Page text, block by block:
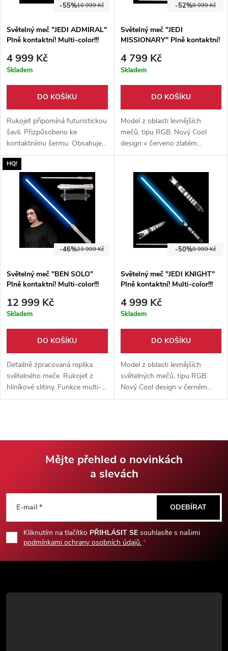
10 999 Kč
-55%
Světelný meč "JEDI ADMIRAL"
Plně kontaktní! Multi-color!!!
4 999 Kč
Skladem
DO KOŠÍKU
Rukojeť připomíná futuristickou
šavli. Přizpůsobeno ke
kontaktnímu šermu. Obsahuje
možnost změnit barvu,
pohybový a nárazový senzor.
9 999 Kč
-52%
Světelný meč "JEDI
MISSIONARY" Plně kontaktní!
4 799 Kč
Skladem
DO KOŠÍKU
Model z oblasti levnějších
mečů, tipu RGB. Nový Cool
design v červeno zlatém
zbarvení. Funkce změny barev,
senzor a mnoho dalších.
HQ!
23 999 Kč
-46%
Světelný meč "BEN SOLO"
Plně kontaktní! Multi-color!!!
12 999 Kč
Skladem
DO KOŠÍKU
Detailně zpracovaná replika
světelného meče. Rukojeť z
hliníkové slitiny. Funkce multi-
color, plně kontaktní meč,
9 999 Kč
-50%
Světelný meč "JEDI KNIGHT"
Plně kontaktní! Multi-color!!!
4 999 Kč
Skladem
DO KOŠÍKU
Model z oblasti levnějších
světelných mečů, tipu RGB.
Nový Cool design v černém
zbarvení. Funkce změny barev,
p
a
Mějte přehled o novinkách
a slevách
E-mail
Kliknutím na tlačítko PŘIHLÁSIT SE souhlasíte s našimi
podmínkami ochrany osobních údajů.
ODEBÍRAT